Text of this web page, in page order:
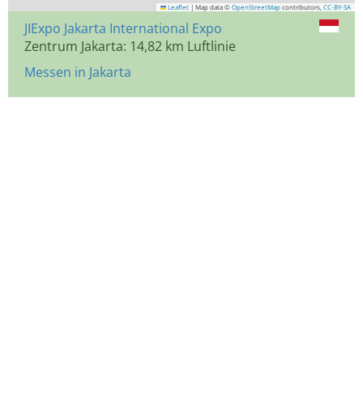
Leaflet | Map data © OpenStreetMap contributors, CC-BY-SA
JIExpo Jakarta International Expo
Zentrum Jakarta: 14,82 km Luftlinie
Messen in Jakarta